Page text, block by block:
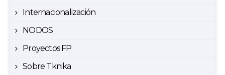
Internacionalización
NODOS
Proyectos FP
Sobre Tknika